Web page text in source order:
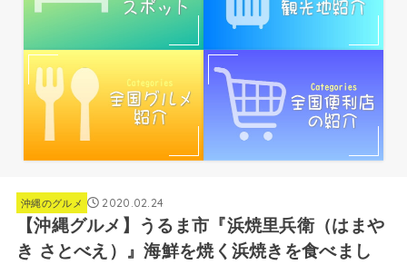
沖縄のグルメ 2020.02.24
【沖縄グルメ】うるま市『浜焼里兵衛（はまや
き さとべえ）』海鮮を焼く浜焼きを食べまし